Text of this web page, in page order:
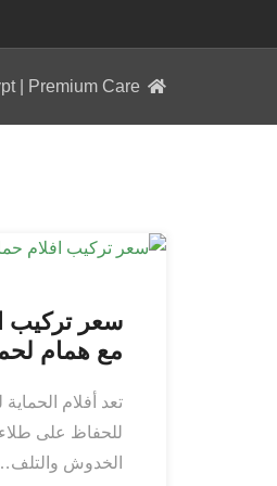
| Premium Care
سعر تركيب
مع همام
تعد أفلام
للحفاظ على طلاء
الخدوش